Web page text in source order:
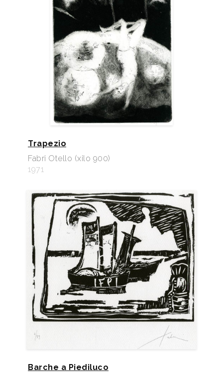
Trapezio
Fabri Otello (xilo 900)
1971
Barche a Piediluco